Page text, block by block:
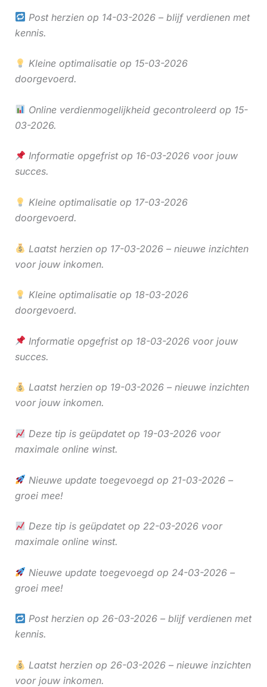
Post herzien op 14-03-2026 – blijf verdienen met
kennis.
Kleine optimalisatie op 15-03-2026
doorgevoerd.
Online verdienmogelijkheid gecontroleerd op 15-
03-2026.
Informatie opgefrist op 16-03-2026 voor jouw
succes.
Kleine optimalisatie op 17-03-2026
doorgevoerd.
Laatst herzien op 17-03-2026 – nieuwe inzichten
voor jouw inkomen.
Kleine optimalisatie op 18-03-2026
doorgevoerd.
Informatie opgefrist op 18-03-2026 voor jouw
succes.
Laatst herzien op 19-03-2026 – nieuwe inzichten
voor jouw inkomen.
Deze tip is geüpdatet op 19-03-2026 voor
maximale online winst.
Nieuwe update toegevoegd op 21-03-2026 –
groei mee!
Deze tip is geüpdatet op 22-03-2026 voor
maximale online winst.
Nieuwe update toegevoegd op 24-03-2026 –
groei mee!
Post herzien op 26-03-2026 – blijf verdienen met
kennis.
Laatst herzien op 26-03-2026 – nieuwe inzichten
voor jouw inkomen.